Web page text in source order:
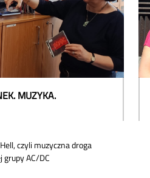
MUZYKA.
czyli muzyczna droga
AC/DC